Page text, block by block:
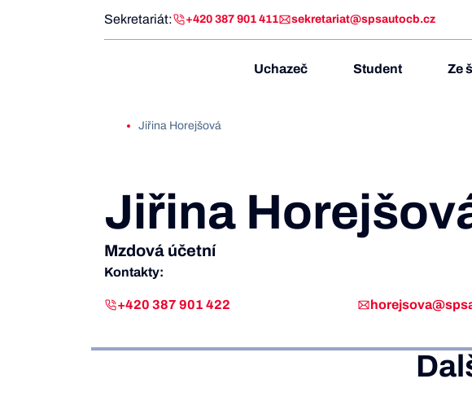
Sekretariát: +420 387 901 411 sekretariat@spsautocb.cz
Uchazeč Student Ze
Jiřina Horejšová
Jiřina
Mzdová účetní
Kontakty:
+420 387 901 422